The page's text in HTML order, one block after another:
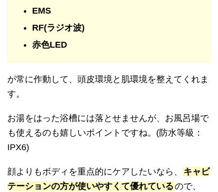
EMS
RF(ラジオ波)
赤色LED
が常に作動して、頭皮環境と肌環境を整えてくれま
す。
お湯をはった浴槽には落とせませんが、お風呂場で
も使えるのも嬉しいポイントですね。(防水等級：
IPX6)
顔よりもボディを重点的にケアしたいなら、
キャビ
テーションの方が使いやすくて優れているので、